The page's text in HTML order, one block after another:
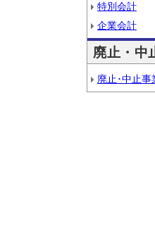
特別会計
企業会計
廃止・中
廃止･中止事